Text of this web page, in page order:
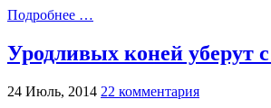
Подробнее …
Уродливых коней уберут
24 Июль, 2014 22 комментария